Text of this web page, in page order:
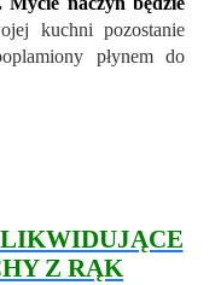
kuchni pozostanie
płynem do
Z RĄK